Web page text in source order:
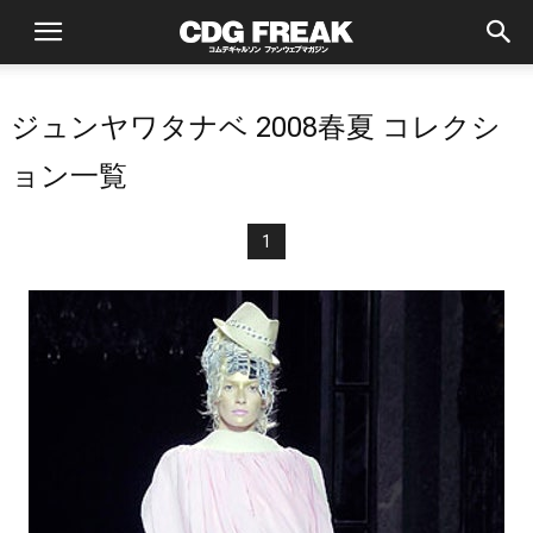
ジュンヤワタナベ 2008春夏 コレクシ
ョン一覧
1